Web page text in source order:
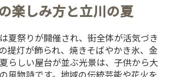
楽しみ方と立川の夏
夏祭りが開催され、街全体が活気づき
提灯が飾られ、焼きそばやかき氷、金
らしい屋台が並ぶ光景は、子供から大